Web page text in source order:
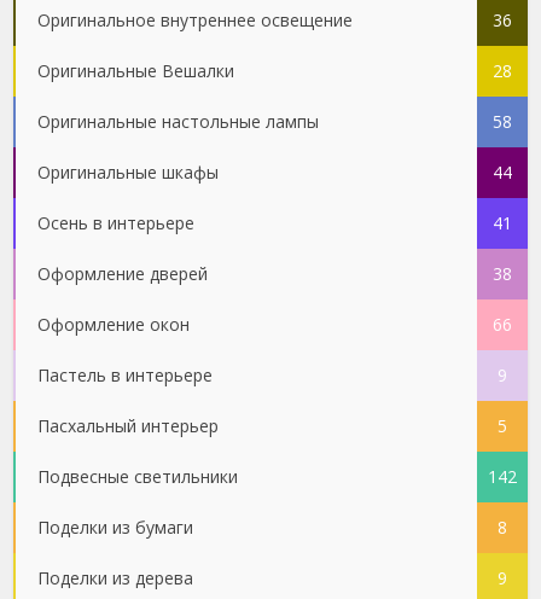
Оригинальное внутреннее освещение 36
Оригинальные Вешалки 28
Оригинальные настольные лампы 58
Оригинальные шкафы 44
Осень в интерьере 41
Оформление дверей 38
Оформление окон 66
Пастель в интерьере 9
Пасхальный интерьер 5
Подвесные светильники 142
Поделки из бумаги 8
Поделки из дерева 9